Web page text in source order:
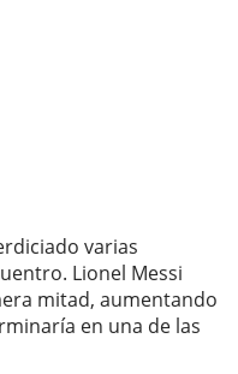
varias
Lionel Messi
mitad, aumentando
en una de las